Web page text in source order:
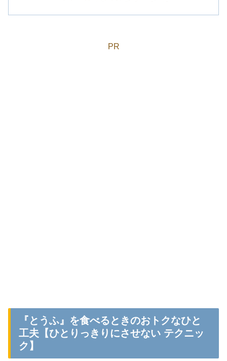
PR
『とうふ』を食べるときのおトクなひと
工夫【ひとりっきりにさせない テクニッ
ク】